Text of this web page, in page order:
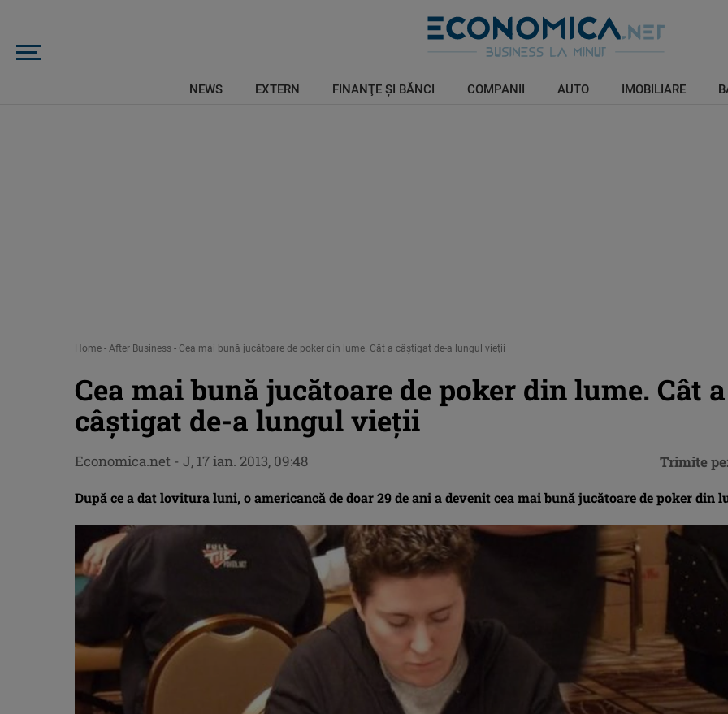
NEWS EXTERN FINANŢE ŞI BĂNCI COMPANII AUTO IMOBILIARE
Home - After Business - Cea mai bună jucătoare de poker din lume. Cât a câştigat de-a lungul vieţii
Cea mai bună jucătoare de poker din lume. Cât a
câştigat de-a lungul vieţii
După ce a dat lovitura luni, o americancă de doar 29 de ani a devenit cea mai bună jucătoare de poker din
Economica.net - J, 17 ian. 2013, 09:48 Trimite